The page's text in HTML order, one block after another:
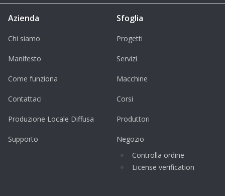
Azienda
Chi siamo
Manifesto
Come funziona
Contattaci
Produzione Locale Diffusa
Supporto
Sfoglia
Progetti
Servizi
Macchine
Corsi
Produttori
Negozio
Controlla ordine
License verification